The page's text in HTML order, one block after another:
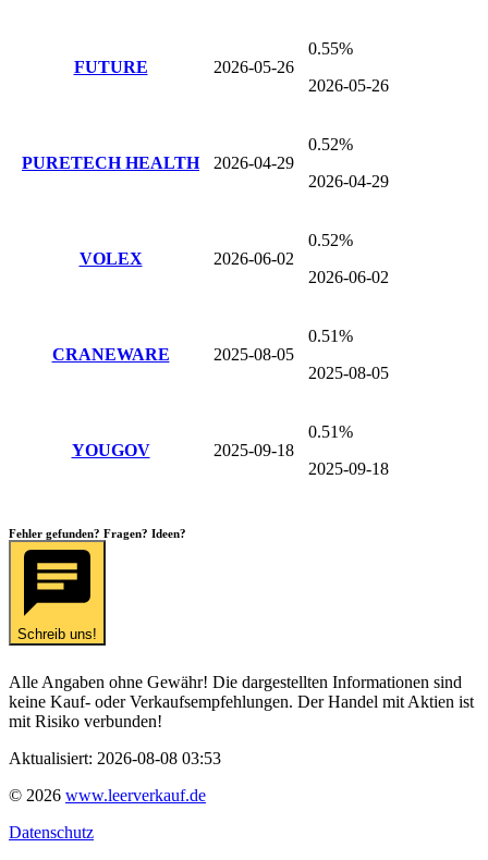
FUTURE 2026-05-26
0.55%
2026-05-26
PURETECH HEALTH 2026-04-29
0.52%
2026-04-29
VOLEX 2026-06-02
0.52%
2026-06-02
CRANEWARE 2025-08-05
0.51%
2025-08-05
YOUGOV 2025-09-18
0.51%
2025-09-18
Fehler gefunden? Fragen? Ideen?
Schreib uns!
Alle Angaben ohne Gewähr! Die dargestellten Informationen sind
keine Kauf- oder Verkaufsempfehlungen. Der Handel mit Aktien ist
mit Risiko verbunden!
Aktualisiert: 2026-08-08 03:53
© 2026 www.leerverkauf.de
Datenschutz